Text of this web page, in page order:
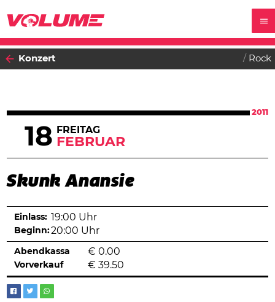
Konzert Rock
2011
18 FREITAG
FEBRUAR
Skunk Anansie
Einlass: 19:00 Uhr
Beginn:20:00 Uhr
Abendkassa € 0.00
Vorverkauf € 39.50